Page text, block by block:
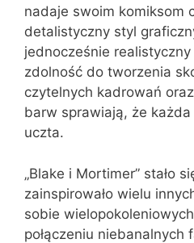
nadaje swoim komiksom
detalistyczny styl
jednocześnie
zdolność do tworzenia
czytelnych kadrowań
barw sprawiają, że
uczta.
„Blake i Mortimer” stało
zainspirowało wielu
sobie
połączeniu niebanalnych